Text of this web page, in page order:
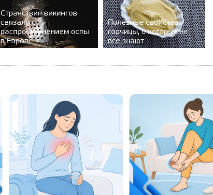
Странствия викингов
связали с
распространением оспы
в Европе
Полезные свойства
горчицы, о которых не
все знают